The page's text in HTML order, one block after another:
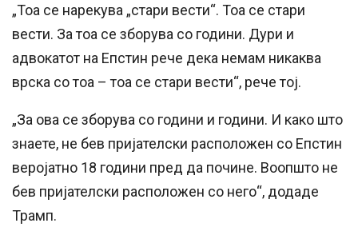
„Тоа се нарекува „стари вести“. Тоа се стари
вести. За тоа се зборува со години. Дури и
адвокатот на Епстин рече дека немам никаква
врска со тоа – тоа се стари вести“, рече тој.
„За ова се зборува со години и години. И како што
знаете, не бев пријателски расположен со Епстин
веројатно 18 години пред да почине. Воопшто не
бев пријателски расположен со него“, додаде
Трамп.